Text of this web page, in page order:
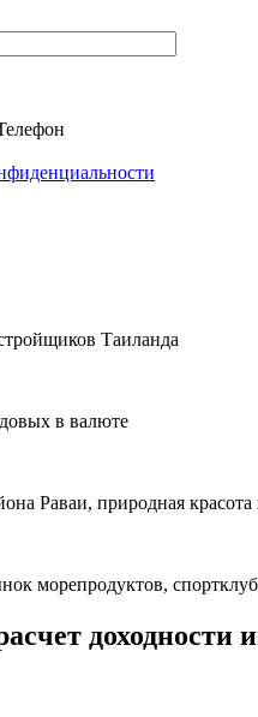
Таиланда
в валюте
Раваи, природная
морепродуктов,
доходности